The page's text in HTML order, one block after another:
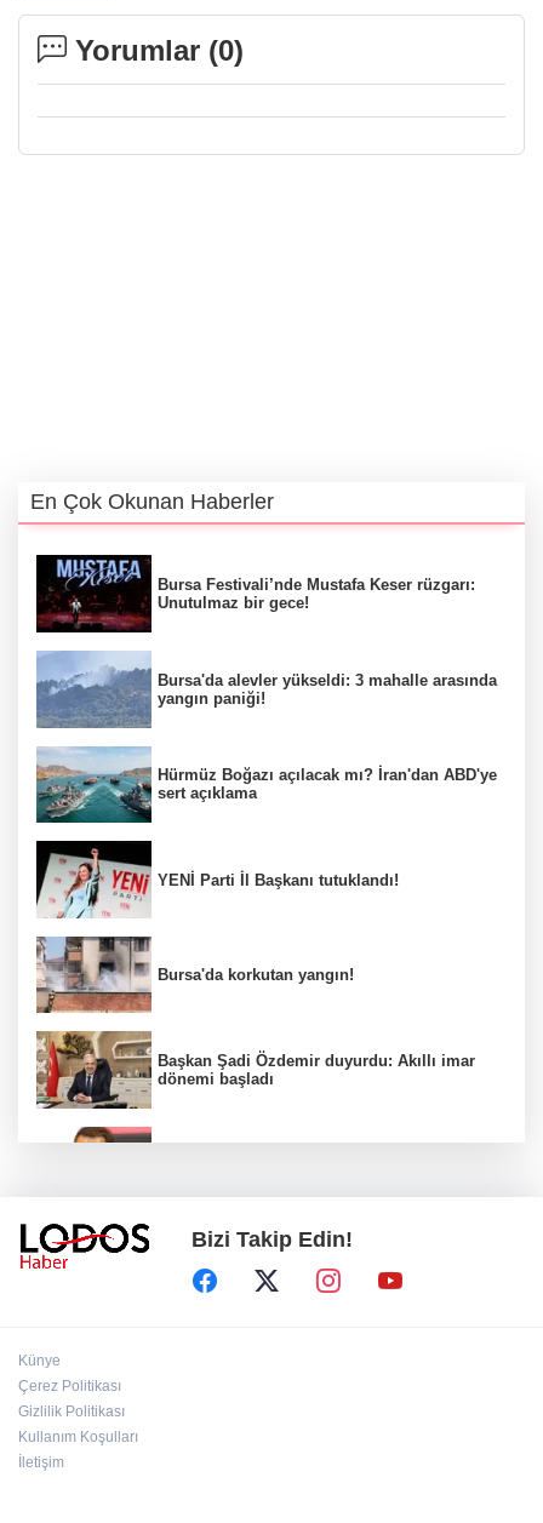
Yorumlar (0)
En Çok Okunan Haberler
Bursa Festivali’nde Mustafa Keser rüzgarı:
Unutulmaz bir gece!
Bursa'da alevler yükseldi: 3 mahalle arasında
yangın paniği!
Hürmüz Boğazı açılacak mı? İran'dan ABD'ye
sert açıklama
YENİ Parti İl Başkanı tutuklandı!
Bursa'da korkutan yangın!
Başkan Şadi Özdemir duyurdu: Akıllı imar
dönemi başladı
Bakan Gürlek duyurdu: İki çocuk cinayeti
aydınlatıldı!
Bizi Takip Edin!
Künye
Çerez Politikası
Gizlilik Politikası
Kullanım Koşulları
İletişim